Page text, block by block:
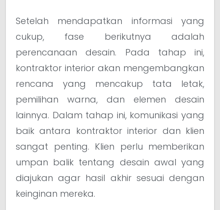
Setelah mendapatkan informasi yang
cukup, fase berikutnya adalah
perencanaan desain. Pada tahap ini,
kontraktor interior akan mengembangkan
rencana yang mencakup tata letak,
pemilihan warna, dan elemen desain
lainnya. Dalam tahap ini, komunikasi yang
baik antara kontraktor interior dan klien
sangat penting. Klien perlu memberikan
umpan balik tentang desain awal yang
diajukan agar hasil akhir sesuai dengan
keinginan mereka.